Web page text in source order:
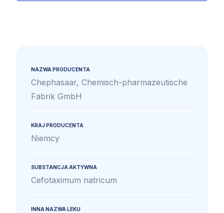
NAZWA PRODUCENTA
Chephasaar, Chemisch-pharmazeutische
Fabrik GmbH
KRAJ PRODUCENTA
Niemcy
SUBSTANCJA AKTYWNA
Cefotaximum natricum
INNA NAZWA LEKU